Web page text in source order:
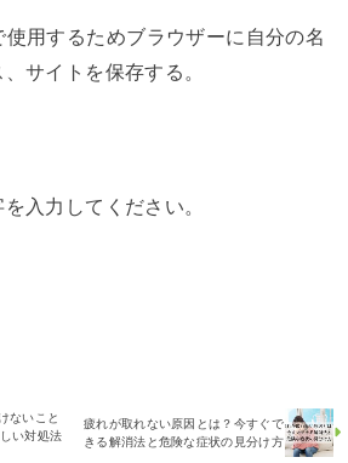
用するためブラウザーに自分の名
サイトを保存する。
入力してください。
ないこと
い対処法
疲れが取れない原因とは？今すぐで
きる解消法と危険な症状の見分け方